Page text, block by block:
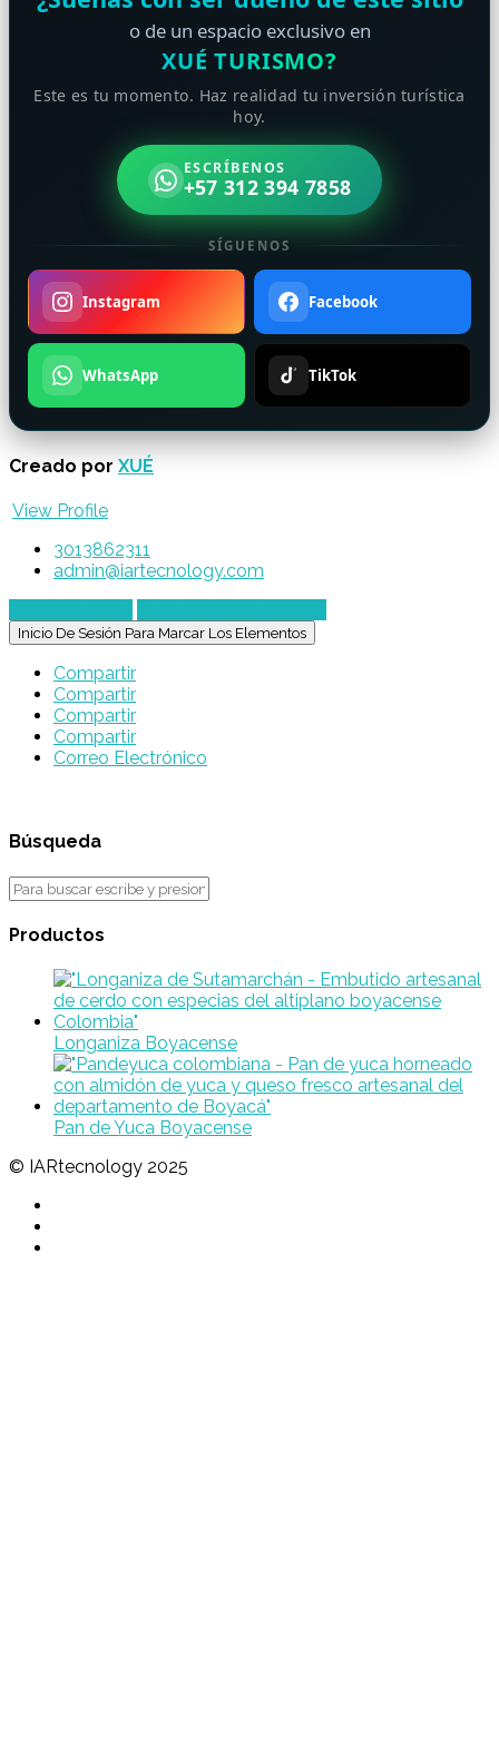
o de un espacio exclusivo en
XUÉ TURISMO?
Este es tu momento. Haz realidad tu inversión turística
hoy.
ESCRÍBENOS
+57 312 394 7858
SÍGUENOS
Instagram Facebook
WhatsApp TikTok
Creado por XUÉ
View Profile
3013862311
admin@iartecnology.com
Inicio De Sesión Para Marcar Los Elementos
Compartir
Compartir
Compartir
Compartir
Correo Electrónico
Búsqueda
Productos
Longaniza Boyacense
Pan de Yuca Boyacense
© IARtecnology 2025